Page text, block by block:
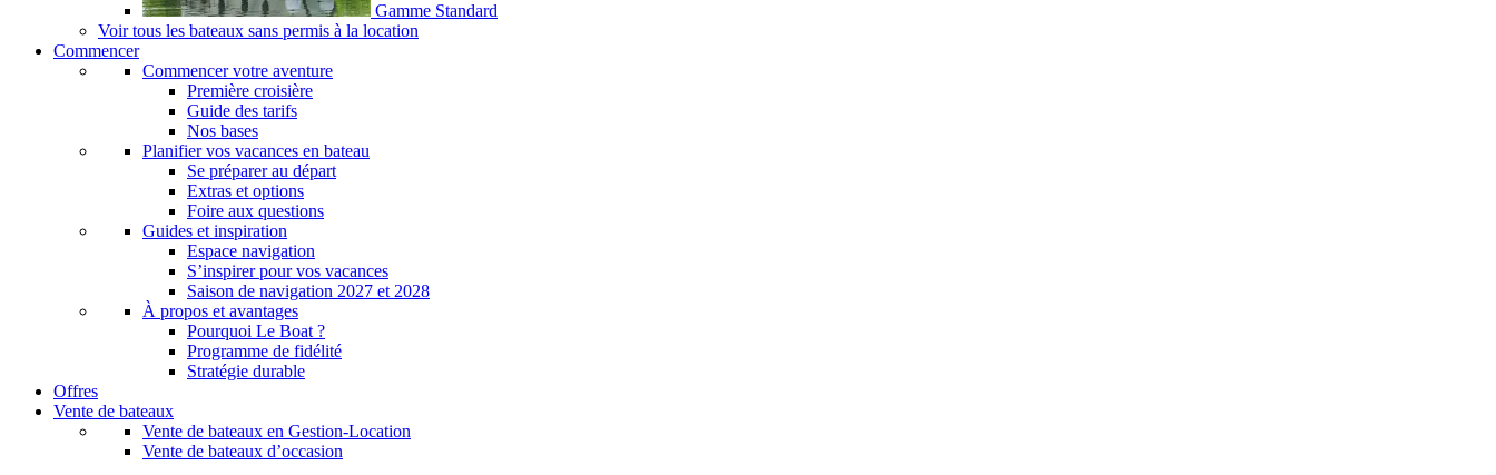
Gamme Standard
Voir tous les bateaux sans permis à la location
Commencer
Commencer votre aventure
Première croisière
Guide des tarifs
Nos bases
Planifier vos vacances en bateau
Se préparer au départ
Extras et options
Foire aux questions
Guides et inspiration
Espace navigation
S’inspirer pour vos vacances
Saison de navigation 2027 et 2028
À propos et avantages
Pourquoi Le Boat ?
Programme de fidélité
Stratégie durable
Offres
Vente de bateaux
Vente de bateaux en Gestion-Location
Vente de bateaux d’occasion